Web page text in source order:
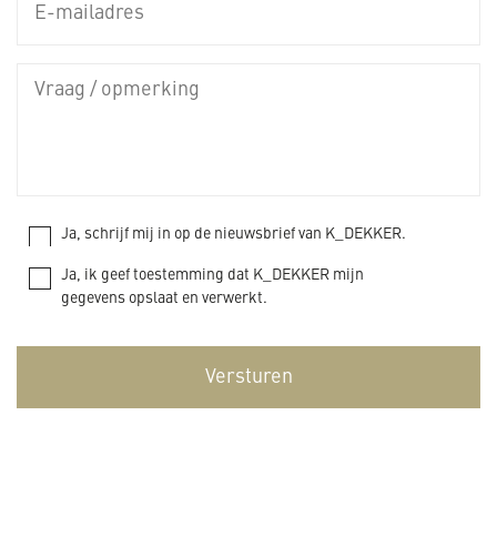
Ja, schrijf mij in op de nieuwsbrief van K_DEKKER.
Ja, ik geef toestemming dat K_DEKKER mijn
gegevens opslaat en verwerkt.